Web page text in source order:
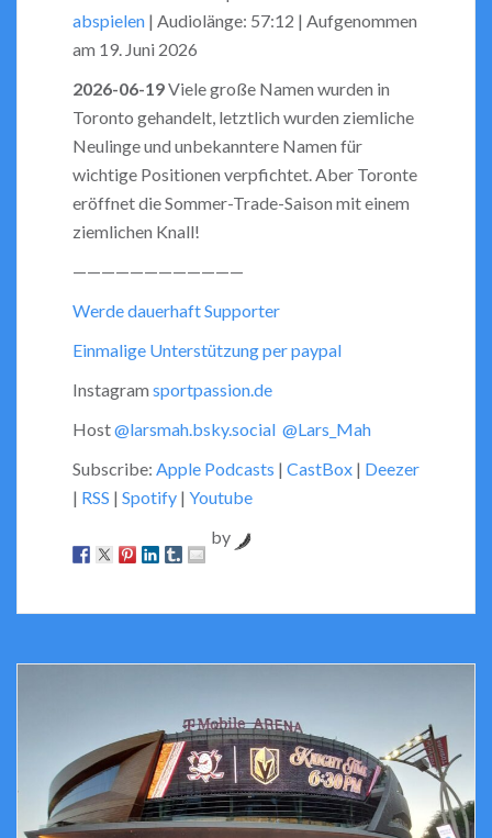
seconds
RSS FEED
SHARE
EMBED
abspielen | Audiolänge: 57:12 | Aufgenommen
am 19. Juni 2026
2026-06-19Viele große Namen wurden in
Toronto gehandelt, letztlich wurden ziemliche
Neulinge und unbekanntere Namen für
wichtige Positionen verpfichtet. Aber Toronte
eröffnet die Sommer-Trade-Saison mit einem
ziemlichen Knall!
————————————
Werde dauerhaft Supporter
Einmalige Unterstützung per paypal
Instagram sportpassion.de
Host@larsmah.bsky.social @Lars_Mah
Subscribe: Apple Podcasts | CastBox | Deezer
| RSS | Spotify | Youtube
by